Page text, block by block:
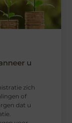
u
zich
of
dat u